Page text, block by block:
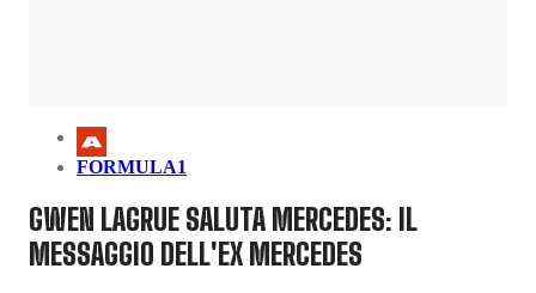
FORMULA1
GWEN LAGRUE SALUTA MERCEDES: IL
MESSAGGIO DELL'EX MERCEDES